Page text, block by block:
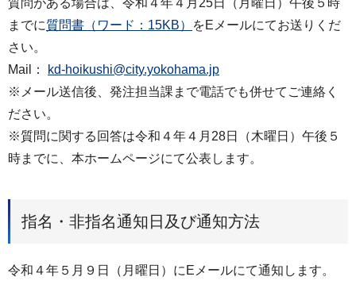
質問がある場合は、令和４年４月25日（月曜日）午後５時
までに質問書（ワード：15KB）
をEメールにてお送りくだ
さい。
Mail：
kd-hoikushi@city.yokohama.jp
※メール送信後、発注担当課まで電話でも併せてご連絡く
ださい。
※質問に関する回答は令和４年４月28日（木曜日）午後５
時までに、本ホームページにて公表します。
指名・非指名通知日及び通知方法
令和４年５月９日（月曜日）にEメールにて通知します。